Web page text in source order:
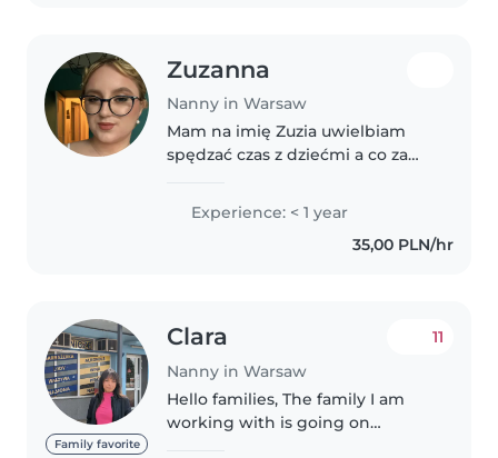
Zuzanna
Nanny in Warsaw
Mam na imię Zuzia uwielbiam
spędzać czas z dziećmi a co za
kilku lat opiekuje się dziećmi
.jestem odpowiedzialna
pomysłowa zabawna ,chętnie
Experience: < 1 year
35,00 PLN/hr
Family favorite
Clara
Nanny in Warsaw
11
Hello families, The family I am
working with is going on